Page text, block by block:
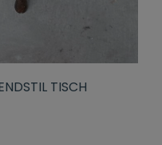
TISCH